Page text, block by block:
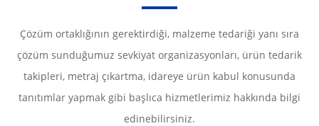
Çözüm ortaklığının gerektirdiği, malzeme tedariği yanı sıra
çözüm sunduğumuz sevkiyat organizasyonları, ürün tedarik
takipleri, metraj çıkartma, idareye ürün kabul konusunda
tanıtımlar yapmak gibi başlıca hizmetlerimiz hakkında bilgi
edinebilirsiniz.